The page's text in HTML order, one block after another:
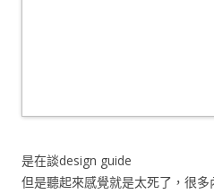
是在談design guide
但是聽起來感覺就是太死了，很多